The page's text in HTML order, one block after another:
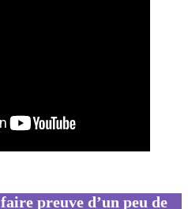
preuve d’un peu de